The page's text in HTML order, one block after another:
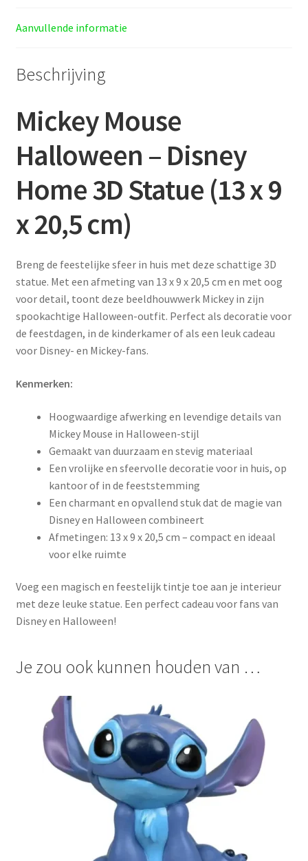
Aanvullende informatie
Beschrijving
Mickey Mouse
Halloween – Disney
Home 3D Statue (13 x 9
x 20,5 cm)
Breng de feestelijke sfeer in huis met deze schattige 3D
statue. Met een afmeting van 13 x 9 x 20,5 cm en met oog
voor detail, toont deze beeldhouwwerk Mickey in zijn
spookachtige Halloween-outfit. Perfect als decoratie voor
de feestdagen, in de kinderkamer of als een leuk cadeau
voor Disney- en Mickey-fans.
Kenmerken:
Hoogwaardige afwerking en levendige details van
Mickey Mouse in Halloween-stijl
Gemaakt van duurzaam en stevig materiaal
Een vrolijke en sfeervolle decoratie voor in huis, op
kantoor of in de feeststemming
Een charmant en opvallend stuk dat de magie van
Disney en Halloween combineert
Afmetingen: 13 x 9 x 20,5 cm – compact en ideaal
voor elke ruimte
Voeg een magisch en feestelijk tintje toe aan je interieur
met deze leuke statue. Een perfect cadeau voor fans van
Disney en Halloween!
Je zou ook kunnen houden van …